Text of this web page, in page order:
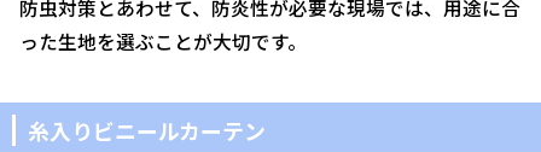
防虫対策とあわせて、防炎性が必要な現場では、用途に合
った生地を選ぶことが大切です。
糸入りビニールカーテン